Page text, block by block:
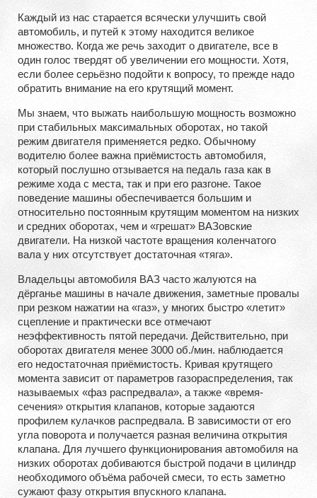
Каждый из нас старается всячески улучшить свой
автомобиль, и путей к этому находится великое
множество. Когда же речь заходит о двигателе, все в
один голос твердят об увеличении его мощности. Хотя,
если более серьёзно подойти к вопросу, то прежде надо
обратить внимание на его крутящий момент.
Мы знаем, что выжать наибольшую мощность возможно
при стабильных максимальных оборотах, но такой
режим двигателя применяется редко. Обычному
водителю более важна приёмистость автомобиля,
который послушно отзывается на педаль газа как в
режиме хода с места, так и при его разгоне. Такое
поведение машины обеспечивается большим и
относительно постоянным крутящим моментом на низких
и средних оборотах, чем и «грешат» ВАЗовские
двигатели. На низкой частоте вращения коленчатого
вала у них отсутствует достаточная «тяга».
Владельцы автомобиля ВАЗ часто жалуются на
дёрганье машины в начале движения, заметные провалы
при резком нажатии на «газ», у многих быстро «летит»
сцепление и практически все отмечают
неэффективность пятой передачи. Действительно, при
оборотах двигателя менее 3000 об./мин. наблюдается
его недостаточная приёмистость. Кривая крутящего
момента зависит от параметров газораспределения, так
называемых «фаз распредвала», а также «время-
сечения» открытия клапанов, которые задаются
профилем кулачков распредвала. В зависимости от его
угла поворота и получается разная величина открытия
клапана. Для лучшего функционирования автомобиля на
низких оборотах добиваются быстрой подачи в цилиндр
необходимого объёма рабочей смеси, то есть заметно
сужают фазу открытия впускного клапана.